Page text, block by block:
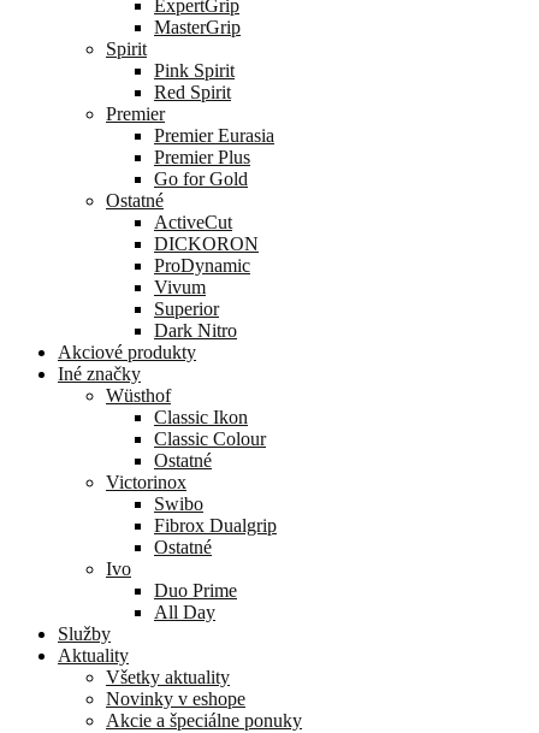
ExpertGrip
MasterGrip
Spirit
Pink Spirit
Red Spirit
Premier
Premier Eurasia
Premier Plus
Go for Gold
Ostatné
ActiveCut
DICKORON
ProDynamic
Vivum
Superior
Dark Nitro
Akciové produkty
Iné značky
Wüsthof
Classic Ikon
Classic Colour
Ostatné
Victorinox
Swibo
Fibrox Dualgrip
Ostatné
Ivo
Duo Prime
All Day
Služby
Aktuality
Všetky aktuality
Novinky v eshope
Akcie a špeciálne ponuky